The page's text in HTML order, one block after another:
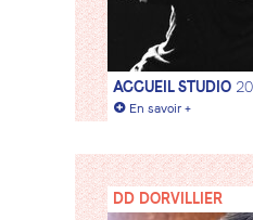
ACCUEIL STUDIO
+ En savoir +
DD DORVILLIER